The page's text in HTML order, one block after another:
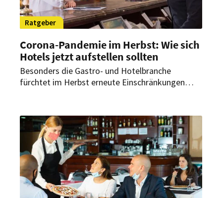
Ratgeber
Corona-Pandemie im Herbst: Wie sich
Hotels jetzt aufstellen sollten
Besonders die Gastro- und Hotelbranche
fürchtet im Herbst erneute Einschränkungen
Unternehmen jetzt aktiv werden.